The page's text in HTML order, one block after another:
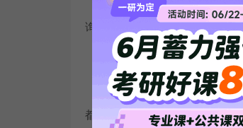
报名号在后期报考点现场确
询。
5.考研预报名可以不报吗?
可以的。考研预报名是让应
都有很多应届生是和社会上考